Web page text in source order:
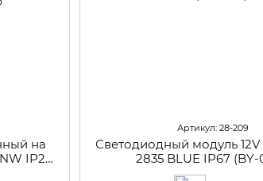
на
IP20
Артикул: 28-209
Светодиодный модуль 12V
2835 BLUE IP67 (BY-